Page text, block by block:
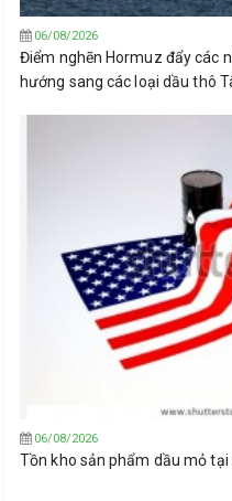
06/08/2026
Điểm nghẽn Hormuz đẩy các
hướng sang các loại dầu thô
06/08/2026
Tồn kho sản phẩm dầu mỏ